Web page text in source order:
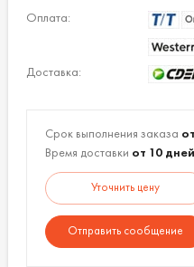
для
Оплата:
Доставка:
Срок выполнения заказа
Время доставки от 10 дней
Уточнить цену
Отправить сообщение